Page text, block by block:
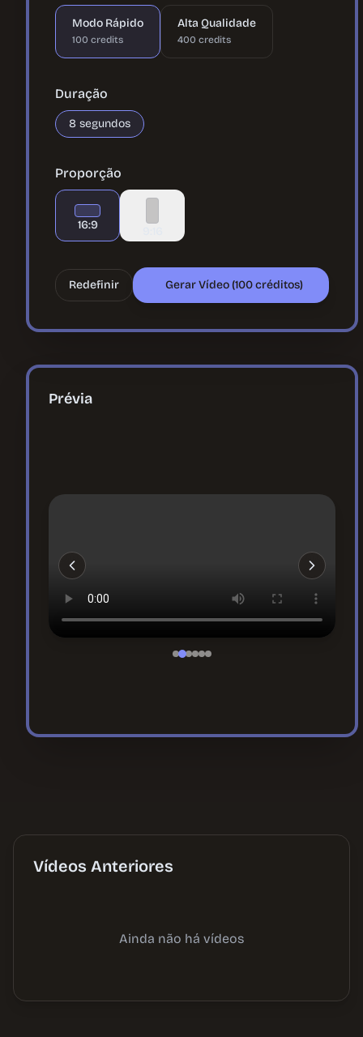
Modo Rápido
100 credits
Alta Qualidade
400 credits
Duração
8 segundos
Proporção
16:9
Redefinir Gerar Vídeo (100 créditos)
Prévia
Vídeos Anteriores
Ainda não há vídeos